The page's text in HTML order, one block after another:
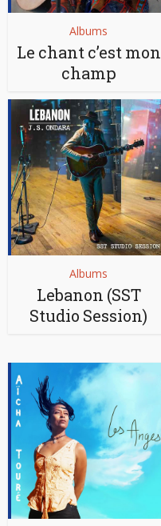
Albums
Le chant c’est mon
champ
Albums
Lebanon (SST
Studio Session)